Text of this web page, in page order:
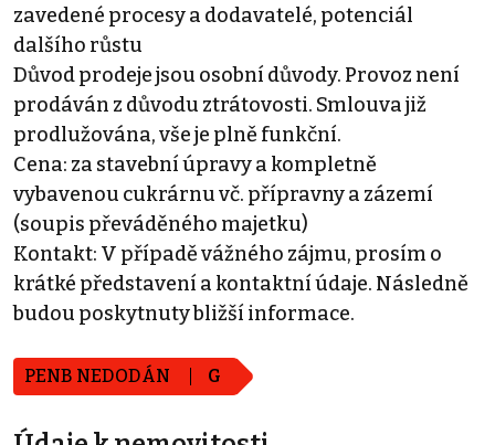
zavedené procesy a dodavatelé, potenciál
dalšího růstu
Důvod prodeje jsou osobní důvody. Provoz není
prodáván z důvodu ztrátovosti. Smlouva již
prodlužována, vše je plně funkční.
Cena: za stavební úpravy a kompletně
vybavenou cukrárnu vč. přípravny a zázemí
(soupis převáděného majetku)
Kontakt: V případě vážného zájmu, prosím o
krátké představení a kontaktní údaje. Následně
budou poskytnuty bližší informace.
PENB NEDODÁN G